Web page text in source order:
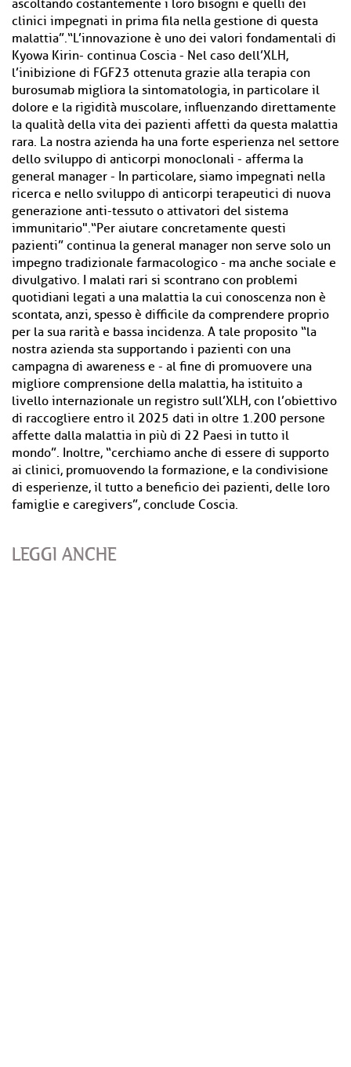
ascoltando costantemente i loro bisogni e quelli dei
clinici impegnati in prima fila nella gestione di questa
malattia”.“L’innovazione è uno dei valori fondamentali di
Kyowa Kirin- continua Coscia - Nel caso dell’XLH,
l’inibizione di FGF23 ottenuta grazie alla terapia con
burosumab migliora la sintomatologia, in particolare il
dolore e la rigidità muscolare, influenzando direttamente
la qualità della vita dei pazienti affetti da questa malattia
rara. La nostra azienda ha una forte esperienza nel settore
dello sviluppo di anticorpi monoclonali - afferma la
general manager - In particolare, siamo impegnati nella
ricerca e nello sviluppo di anticorpi terapeutici di nuova
generazione anti-tessuto o attivatori del sistema
immunitario".“Per aiutare concretamente questi
pazienti” continua la general manager non serve solo un
impegno tradizionale farmacologico - ma anche sociale e
divulgativo. I malati rari si scontrano con problemi
quotidiani legati a una malattia la cui conoscenza non è
scontata, anzi, spesso è difficile da comprendere proprio
per la sua rarità e bassa incidenza. A tale proposito “la
nostra azienda sta supportando i pazienti con una
campagna di awareness e - al fine di promuovere una
migliore comprensione della malattia, ha istituito a
livello internazionale un registro sull’XLH, con l’obiettivo
di raccogliere entro il 2025 dati in oltre 1.200 persone
affette dalla malattia in più di 22 Paesi in tutto il
mondo”. Inoltre, “cerchiamo anche di essere di supporto
ai clinici, promuovendo la formazione, e la condivisione
di esperienze, il tutto a beneficio dei pazienti, delle loro
famiglie e caregivers”, conclude Coscia.
LEGGI ANCHE